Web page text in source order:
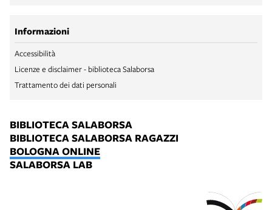
Informazioni
Accessibilità
Licenze e disclaimer - biblioteca Salaborsa
Trattamento dei dati personali
BIBLIOTECA SALABORSA
BIBLIOTECA SALABORSA RAGAZZI
BOLOGNA ONLINE
SALABORSA LAB